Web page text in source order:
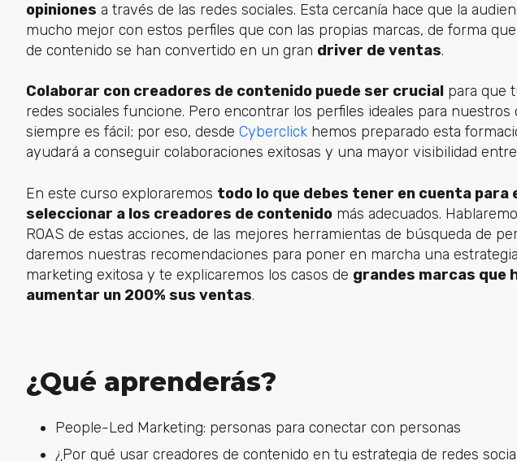
opiniones a través de las redes sociales. Esta cercanía hace que la
mucho mejor con estos perfiles que con las propias marcas, de forma
de contenido se han convertido en un gran driver de ventas.
Colaborar con creadores de contenido puede ser crucialpara que
redes sociales funcione. Pero encontrar los perfiles ideales para nuestros
siempre es fácil; por eso, desde Cyberclickhemos preparado esta
ayudará a conseguir colaboraciones exitosas y una mayor visibilidad
En este curso exploraremos todo lo que debes tener en cuenta para
seleccionar a los creadores de contenidomás adecuados.
ROAS de estas acciones, de las mejores herramientas de búsqueda de
daremos nuestras recomendaciones para poner en marcha una
marketing exitosa y te explicaremos los casos de grandes marcas que
aumentar un 200% sus ventas.
¿Qué aprenderás?
People-Led Marketing: personas para conectar con personas
¿Por qué usar creadores de contenido en tu estrategia de redes